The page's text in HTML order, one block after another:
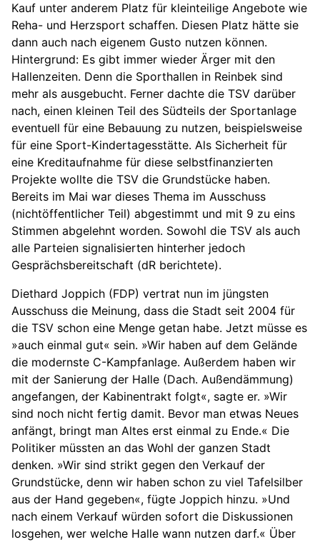
Kauf unter anderem Platz für kleinteilige Angebote wie
Reha- und Herzsport schaffen. Diesen Platz hätte sie
dann auch nach eigenem Gusto nutzen können.
Hintergrund: Es gibt immer wieder Ärger mit den
Hallenzeiten. Denn die Sporthallen in Reinbek sind
mehr als ausgebucht. Ferner dachte die TSV darüber
nach, einen kleinen Teil des Südteils der Sportanlage
eventuell für eine Bebauung zu nutzen, beispielsweise
für eine Sport-Kindertagesstätte. Als Sicherheit für
eine Kreditaufnahme für diese selbstfinanzierten
Projekte wollte die TSV die Grundstücke haben.
Bereits im Mai war dieses Thema im Ausschuss
(nichtöffentlicher Teil) abgestimmt und mit 9 zu eins
Stimmen abgelehnt worden. Sowohl die TSV als auch
alle Parteien signalisierten hinterher jedoch
Gesprächsbereitschaft (dR berichtete).
Diethard Joppich (FDP) vertrat nun im jüngsten
Ausschuss die Meinung, dass die Stadt seit 2004 für
die TSV schon eine Menge getan habe. Jetzt müsse es
»auch einmal gut« sein. »Wir haben auf dem Gelände
die modernste C-Kampfanlage. Außerdem haben wir
mit der Sanierung der Halle (Dach. Außendämmung)
angefangen, der Kabinentrakt folgt«, sagte er. »Wir
sind noch nicht fertig damit. Bevor man etwas Neues
anfängt, bringt man Altes erst einmal zu Ende.« Die
Politiker müssten an das Wohl der ganzen Stadt
denken. »Wir sind strikt gegen den Verkauf der
Grundstücke, denn wir haben schon zu viel Tafelsilber
aus der Hand gegeben«, fügte Joppich hinzu. »Und
nach einem Verkauf würden sofort die Diskussionen
losgehen, wer welche Halle wann nutzen darf.« Über